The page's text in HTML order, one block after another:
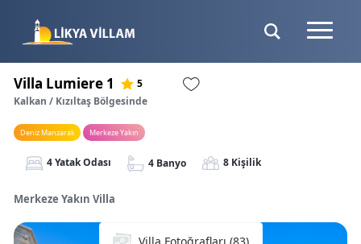
Villa Lumiere 1
5
Kalkan / Kızıltaş Bölgesinde
Deniz Manzaralı Merkeze Yakın
4 Yatak Odası 4 Banyo 8 Kişilik
Merkeze Yakın Villa